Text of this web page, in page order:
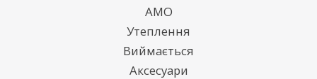
АМО
Утеплення
Виймається
Аксесуари